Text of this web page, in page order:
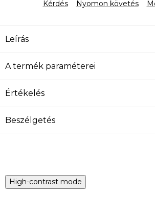
Kérdés Nyomon követés
Leírás
A termék paraméterei
Értékelés
Beszélgetés
High-contrast mode